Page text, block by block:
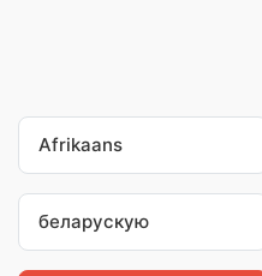
Afrikaans
беларускую